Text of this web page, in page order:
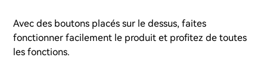
Avec des boutons placés sur le dessus, faites
fonctionner facilement le produit et profitez de toutes
les fonctions.